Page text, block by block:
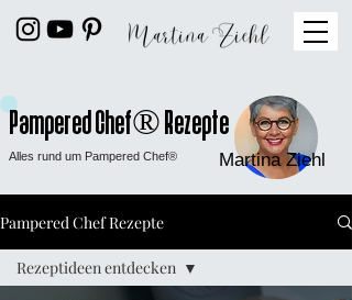
Alles rund um Pampered Chef®
Pampered Chef® Rezepte
Martina Ziehl
Pampered Chef Rezepte
Rezeptideen entdecken